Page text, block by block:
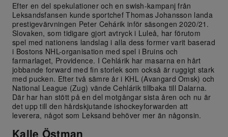
Efter en del spekulationer och en swish-kampanj från
Leksandsfansen kunde sportchef Thomas Johansson landa
prestigevärvningen Peter Cehárik inför säsongen 2020/21.
Slovaken, som tidigare gjort avtryck i Luleå, har förutom
spel med nationens landslag i alla dess former varit baserad
i Bostons NHL-organisation med spel i Bruins och
farmarlaget, Providence. I Cehlárik har masarna en hårt
jobbande forward med fin storlek som också är ruggigt stark
med pucken. Efter två sämre år i KHL (Avangard Omsk) och
National League (Zug) vände Cehlárik tillbaka till Dalarna.
Där har han stött på en del motgångar sista åren och nu är
det upp till den hårdskjutande ishockeyforwarden att
leverera, något som Leksand behöver mer än någonsin.
Kalle Östman